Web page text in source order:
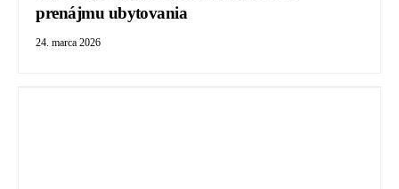
prenájmu ubytovania
24. marca 2026